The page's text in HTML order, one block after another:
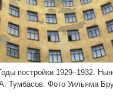
постройки 1929–1932.
Тумбасов. Фото Уильяма